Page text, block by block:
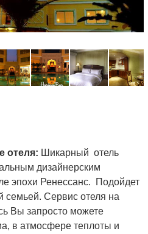
отеля: Шикарный отель
дизайнерским
эпохи Ренессанс. Подойдет
семьей. Сервис отеля на
Вы запросто можете
в атмосфере теплоты и